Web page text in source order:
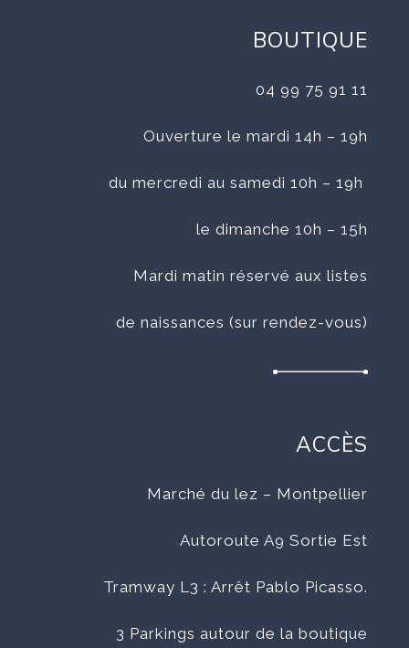
BOUTIQUE
04 99 75 91 11
Ouverture le mardi 14h – 19h
du mercredi au samedi 10h – 19h
le dimanche 10h – 15h
Mardi matin réservé aux listes
de naissances (sur rendez-vous)
ACCÈS
Marché du lez – Montpellier
Autoroute A9 Sortie Est
Tramway L3 : Arrêt Pablo Picasso.
3 Parkings autour de la boutique